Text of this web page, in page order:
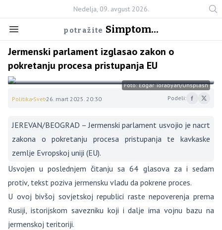
Nedelja, 09. avgust 2026.
potražite Simptom...
Jermenski parlament izglasao zakon o
pokretanju procesa pristupanja EU
Foto: Edgar Torabyan/Unsplash
Politika Svet26. mart 2025. 20:30 Podeli:
JEREVAN/BEOGRAD – Jermenski parlament usvojio je nacrt
zakona o pokretanju procesa pristupanja te kavkaske
zemlje Evropskoj uniji (EU).
Usvojen u poslednjem čitanju sa 64 glasova za i sedam
protiv, tekst poziva jermensku vladu da pokrene proces.
U ovoj bivšoj sovjetskoj republici raste nepoverenja prema
Rusiji, istorijskom savezniku koji i dalje ima vojnu bazu na
jermenskoj teritoriji.